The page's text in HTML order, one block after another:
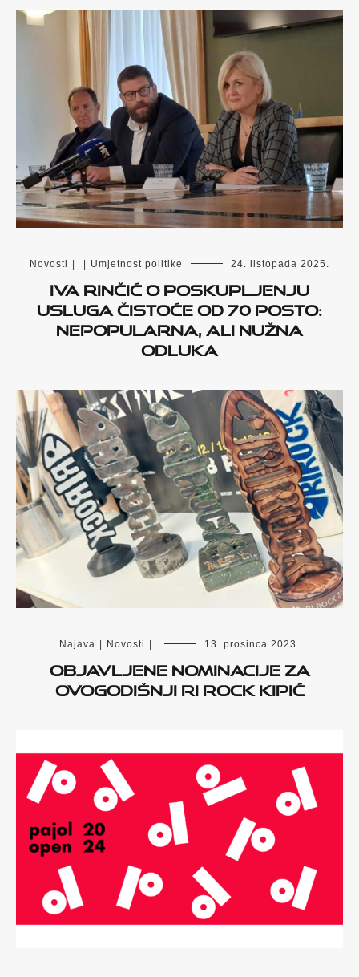
Novosti | | Umjetnost politike 24. listopada 2025.
IVA RINČIĆ O POSKUPLJENJU
USLUGA ČISTOĆE OD 70 POSTO:
NEPOPULARNA, ALI NUŽNA
ODLUKA
Najava | Novosti | 13. prosinca 2023.
Objavljene nominacije za
ovogodišnji Ri Rock Kipić